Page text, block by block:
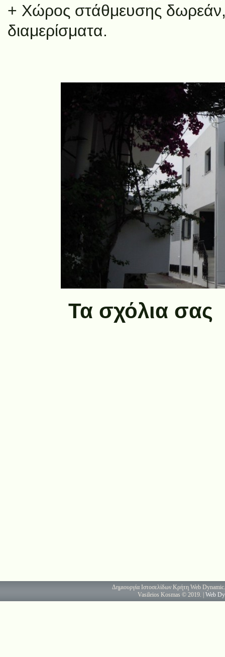
+ Χώρος στάθμευσης
διαμερίσματα.
Τα σχόλια σας
Δημιουργία Ιστοσελίδων Κρήτη Web
Vasileios Kosmas © 2019. | Web